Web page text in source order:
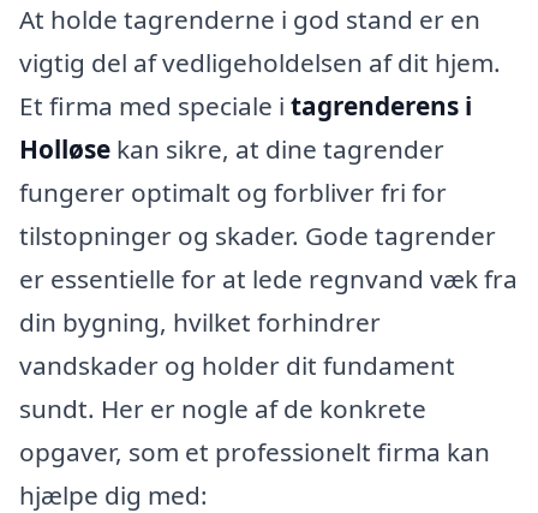
At holde tagrenderne i god stand er en
vigtig del af vedligeholdelsen af dit hjem.
Et firma med speciale i tagrenderens i
Holløse kan sikre, at dine tagrender
fungerer optimalt og forbliver fri for
tilstopninger og skader. Gode tagrender
er essentielle for at lede regnvand væk fra
din bygning, hvilket forhindrer
vandskader og holder dit fundament
sundt. Her er nogle af de konkrete
opgaver, som et professionelt firma kan
hjælpe dig med: